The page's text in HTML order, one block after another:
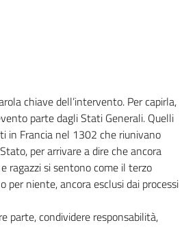
chiave dell’intervento. Per capirla,
parte dagli Stati Generali. Quelli
in Francia nel 1302 che riunivano
per arrivare a dire che ancora
ragazzi si sentono come il terzo
per niente, ancora esclusi dai processi
parte, condividere responsabilità,